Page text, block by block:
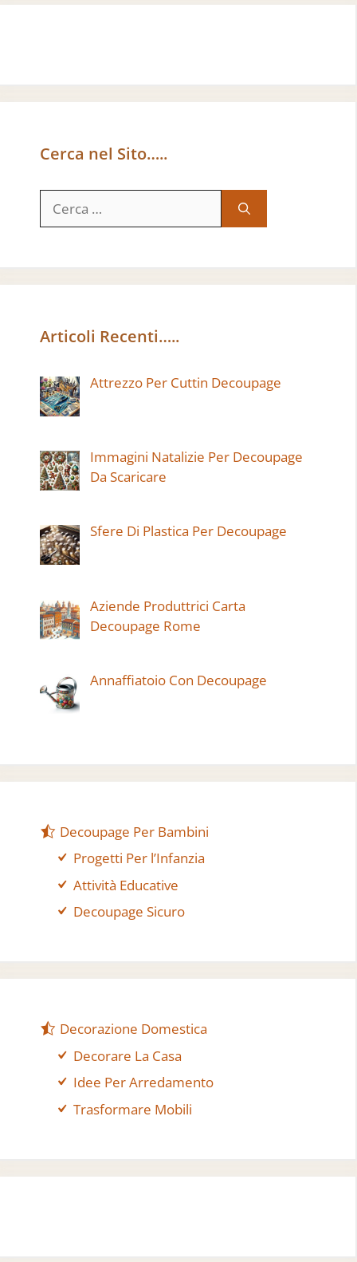
Cerca nel Sito…..
per:
Articoli Recenti…..
Attrezzo Per Cuttin Decoupage
Immagini Natalizie Per Decoupage
Da Scaricare
Sfere Di Plastica Per Decoupage
Aziende Produttrici Carta
Decoupage Rome
Annaffiatoio Con Decoupage
Decoupage Per Bambini
Progetti Per l’Infanzia
Attività Educative
Decoupage Sicuro
Decorazione Domestica
Decorare La Casa
Idee Per Arredamento
Trasformare Mobili